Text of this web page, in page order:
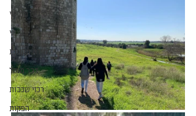
סיכום חודשי
עיוני
למידה מקוונת
דבר מנהל
רכזי שכבות
הפקות